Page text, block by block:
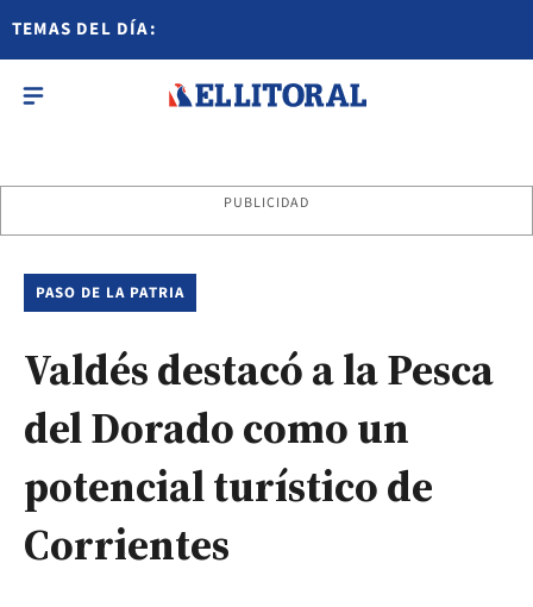
TEMAS DEL DÍA:
PUBLICIDAD
PASO DE LA PATRIA
Valdés destacó a la Pesca
del Dorado como un
potencial turístico de
Corrientes